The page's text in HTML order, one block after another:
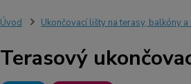
Úvod Ukončovací lišty na terasy, balkóny
Terasový